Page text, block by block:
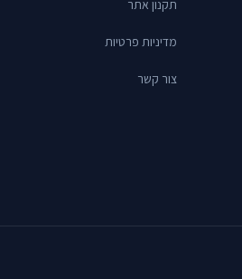
תקנון אתר
מדיניות פרטיות
צור קשר